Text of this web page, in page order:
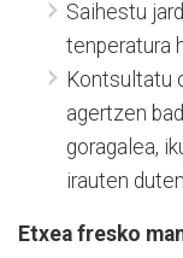
Saihestu
tenperatura
Kontsultatu
agertzen
goragalea,
irauten
Etxea fresko